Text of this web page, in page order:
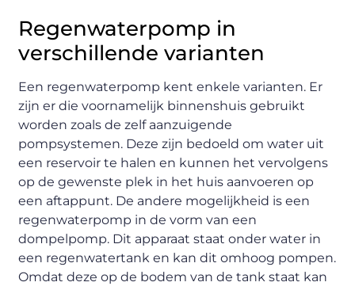
Regenwaterpomp in
verschillende varianten
Een regenwaterpomp kent enkele varianten. Er
zijn er die voornamelijk binnenshuis gebruikt
worden zoals de zelf aanzuigende
pompsystemen. Deze zijn bedoeld om water uit
een reservoir te halen en kunnen het vervolgens
op de gewenste plek in het huis aanvoeren op
een aftappunt. De andere mogelijkheid is een
regenwaterpomp in de vorm van een
dompelpomp. Dit apparaat staat onder water in
een regenwatertank en kan dit omhoog pompen.
Omdat deze op de bodem van de tank staat kan